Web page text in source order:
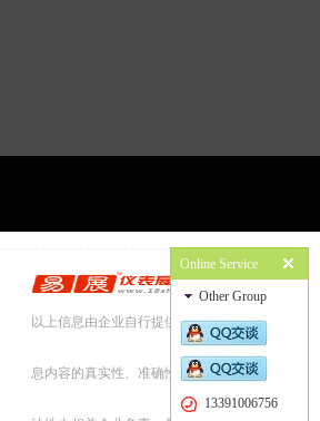
以上信息由企业自行提供，信
息内容的真实性、准确性和合
Online Service
Other Group
13391006756